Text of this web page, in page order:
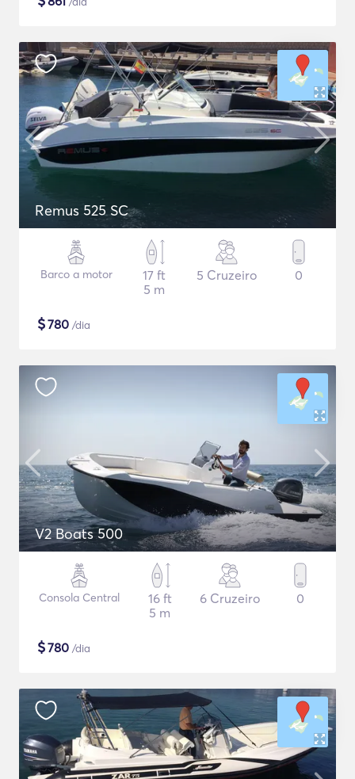
Remus 525 SC
Barco a motor
17 ft
5 m
5 Cruzeiro 0
$780 /dia
V2 Boats 500
Consola Central
16 ft
5 m
6 Cruzeiro 0
$780 /dia